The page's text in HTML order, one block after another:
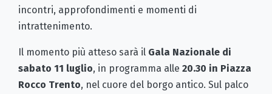
incontri, approfondimenti e momenti di
intrattenimento.
Il momento più atteso sarà il Gala Nazionale di
sabato 11 luglio, in programma alle 20.30 in Piazza
Rocco Trento, nel cuore del borgo antico. Sul palco